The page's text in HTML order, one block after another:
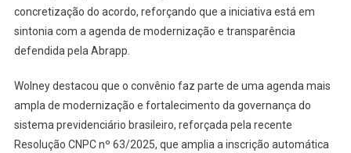
concretização do acordo, reforçando que a iniciativa está em
sintonia com a agenda de modernização e transparência
defendida pela Abrapp.
Wolney destacou que o convênio faz parte de uma agenda mais
ampla de modernização e fortalecimento da governança do
sistema previdenciário brasileiro, reforçada pela recente
Resolução CNPC nº 63/2025, que amplia a inscrição automática